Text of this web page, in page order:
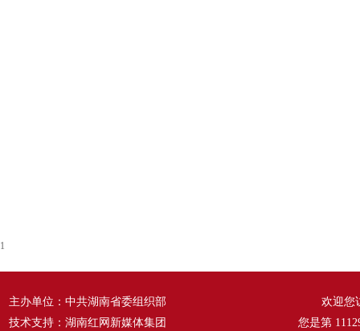
1
主办单位：中共湖南省委组织部
技术支持：湖南红网新媒体集团
欢迎您
您是第